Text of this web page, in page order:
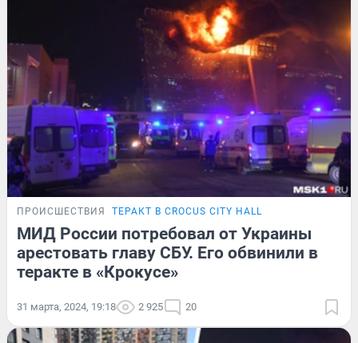
ПРОИСШЕСТВИЯ ТЕРАКТ В CROCUS CITY HALL
МИД России потребовал от Украины
арестовать главу СБУ. Его обвинили в
теракте в «Крокусе»
31 марта, 2024, 19:18 2 925 20